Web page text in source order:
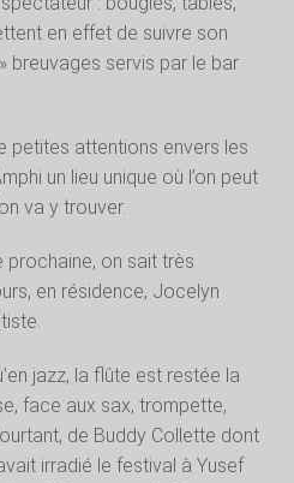
en effet de suivre son
breuvages servis par le bar
petites attentions envers les
un lieu unique où l’on peut
va y trouver.
prochaine, on sait très
en résidence, Jocelyn
jazz, la flûte est restée la
face aux sax, trompette,
de Buddy Collette dont
irradié le festival à Yusef